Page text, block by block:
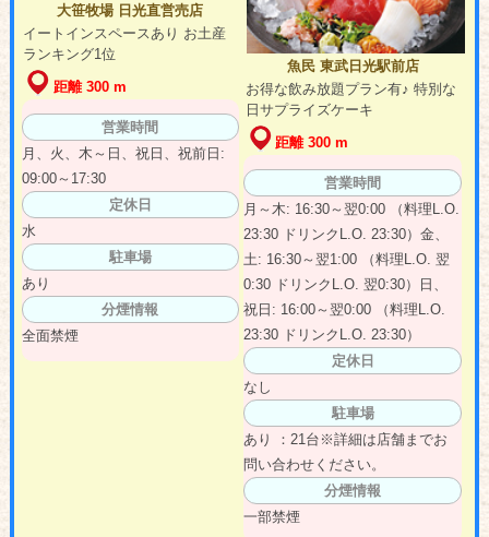
大笹牧場 日光直営売店
イートインスペースあり お土産
ランキング1位
距離 300 m
営業時間
月、火、木～日、祝日、祝前日:
09:00～17:30
定休日
水
駐車場
あり
分煙情報
全面禁煙
魚民 東武日光駅前店
お得な飲み放題プラン有♪ 特別な
日サプライズケーキ
距離 300 m
営業時間
月～木: 16:30～翌0:00 （料理L.O.
23:30 ドリンクL.O. 23:30）金、
土: 16:30～翌1:00 （料理L.O. 翌
0:30 ドリンクL.O. 翌0:30）日、
祝日: 16:00～翌0:00 （料理L.O.
23:30 ドリンクL.O. 23:30）
定休日
なし
駐車場
あり ：21台※詳細は店舗までお
問い合わせください。
分煙情報
一部禁煙